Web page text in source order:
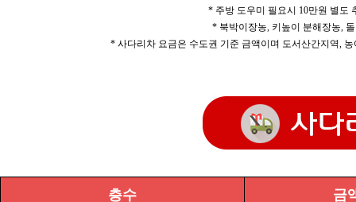
* 주방 도우미 필요시 10만원 별도
* 북박이장농, 키높이 분해장농,
* 사다리차 요금은 수도권 기준 금액이며 도서산간지역,
층수 금